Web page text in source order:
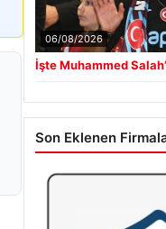
06/08/2026
İşte Muhammed
Son Eklenen